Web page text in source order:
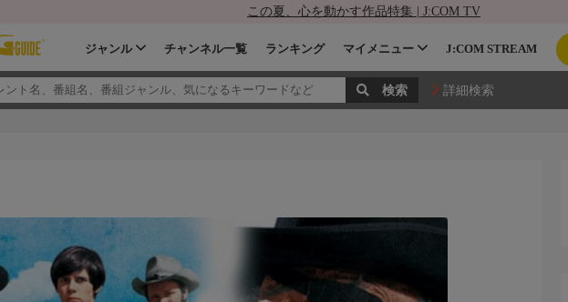
この夏、心を動かす作品特集 | J:COM TV
ジャンル チャンネル一覧 ランキング マイメニュー J:COM STREAM
詳細検索